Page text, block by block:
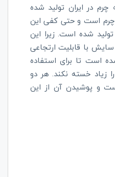
چرم در ایران تولید شده
است و حتی کفی این
شده است. زیرا این
سایش با قابلیت ارتجاعی
است تا برای استفاده
زیاد خسته نکند. هر دو
و پوشیدن آن از این